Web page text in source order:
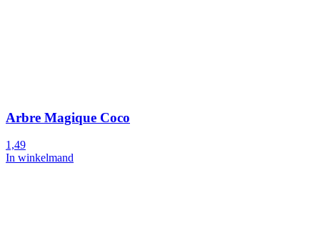
Arbre Magique Coco
1,49
In winkelmand